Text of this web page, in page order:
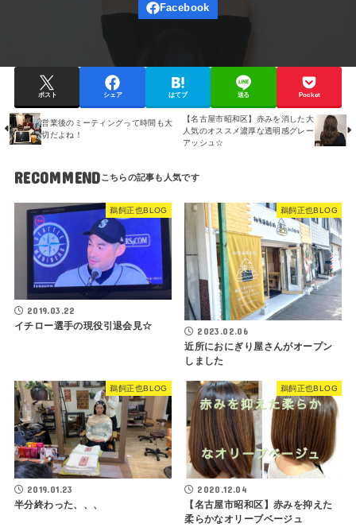
ポスト シェア はてブ 送る Pocket
営業後のミーティングって時間も大
切だよね！
【名古屋市昭和区】赤みを消した大
人気のオススメ濃厚な透明感グレー
アッシュ☆
RECOMMEND
鵜飼正也BLOG
2019.03.22
イチロー選手の現役引退会見☆
鵜飼正也BLOG
2023.02.06
近所におにぎり屋さんがオープン
しました
鵜飼正也BLOG
2019.01.23
半分終わった、、、
鵜飼正也BLOG
2020.12.04
【名古屋市昭和区】赤みを抑えた
柔らかなオリーブベージュ